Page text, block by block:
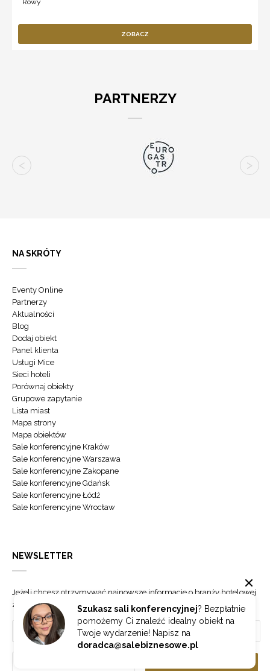
ZOBACZ
PARTNERZY
Szukasz sali konferencyjnej? Bezpłatnie
pomożemy Ci znaleźć idealny obiekt na
Twoje wydarzenie! Napisz na
doradca@salebiznesowe.pl
NA SKRÓTY
Eventy Online
Partnerzy
Aktualności
Blog
Dodaj obiekt
Panel klienta
Usługi Mice
Sieci hoteli
Porównaj obiekty
Grupowe zapytanie
Lista miast
Mapa strony
Mapa obiektów
Sale konferencyjne Kraków
Sale konferencyjne Warszawa
Sale konferencyjne Zakopane
Sale konferencyjne Gdańsk
Sale konferencyjne Łódź
Sale konferencyjne Wrocław
NEWSLETTER
Jeżeli chcesz otrzymywać najnowsze informacje o branży hotelowej
zapisz się do naszego newslettera.